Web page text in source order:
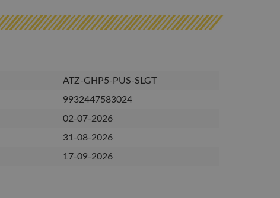
ATZ-GHP5-PUS-SLGT
9932447583024
02-07-2026
31-08-2026
17-09-2026